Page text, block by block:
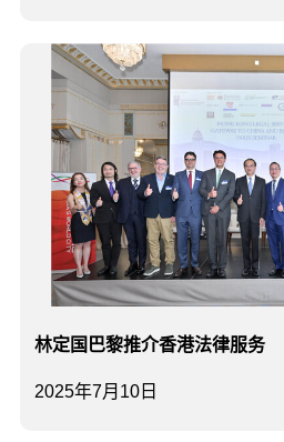
2025年7月10日
林定国巴黎推介香港法律服务